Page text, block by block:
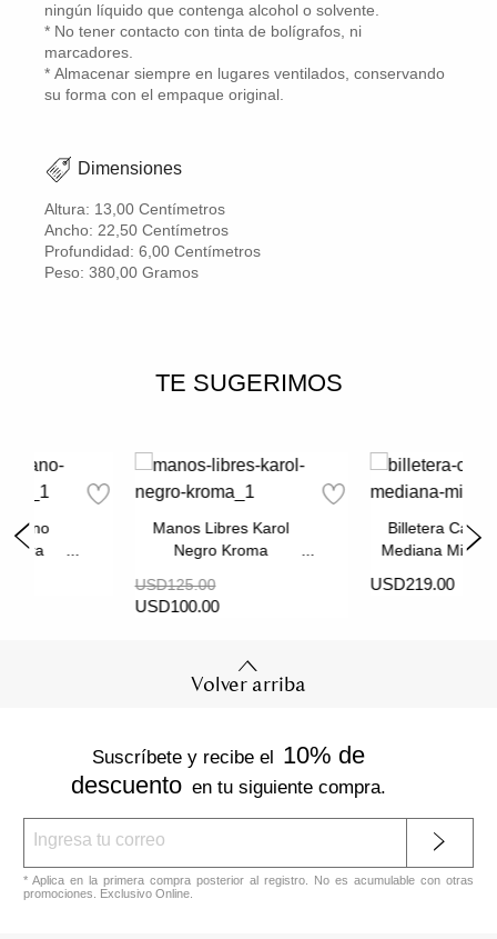
ningún líquido que contenga alcohol o solvente.
* No tener contacto con tinta de bolígrafos, ni
marcadores.
* Almacenar siempre en lugares ventilados, conservando
su forma con el empaque original.
Dimensiones
Altura: 13,00 Centímetros
Ancho: 22,50 Centímetros
Profundidad: 6,00 Centímetros
Peso: 380,00 Gramos
TE SUGERIMOS
Manos Libres Karol
Negro Kroma
USD125.00
USD100.00
Billetera
Mediana Miel
USD219.00
Volver arriba
Suscríbete y recibe el 10% de
descuento en tu siguiente compra.
* Aplica en la primera compra posterior al registro. No es acumulable con otras
promociones. Exclusivo Online.